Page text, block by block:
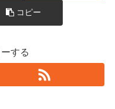
コピー
する